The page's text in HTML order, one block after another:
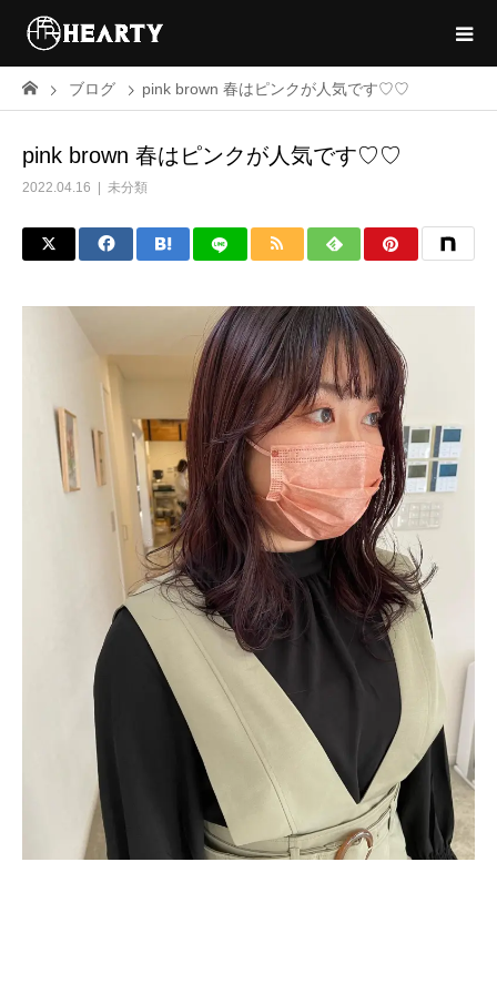
ブログ pink brown 春はピンクが人気です♡♡
pink brown 春はピンクが人気です♡♡
2022.04.16 未分類